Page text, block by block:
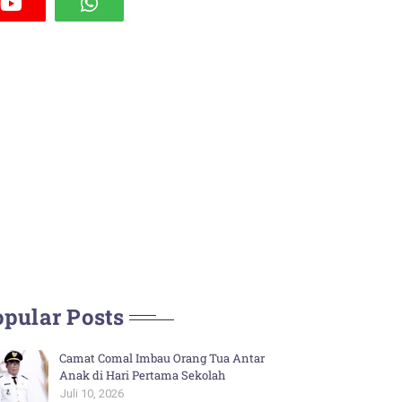
Posts
Camat Comal Imbau Orang Tua Antar
Anak di Hari Pertama Sekolah
Juli 10, 2026